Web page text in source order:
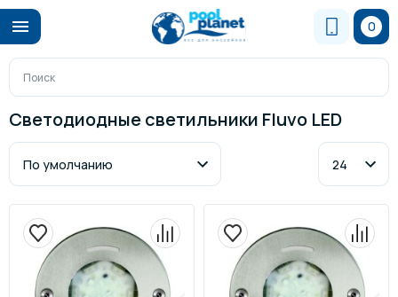
0
Светодиодные светильники Fluvo LED